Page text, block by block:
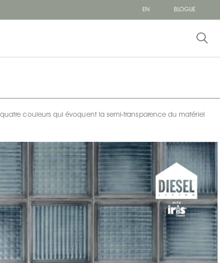
EN
BLOGUE
couleurs qui évoquent la semi-transparence du matériel